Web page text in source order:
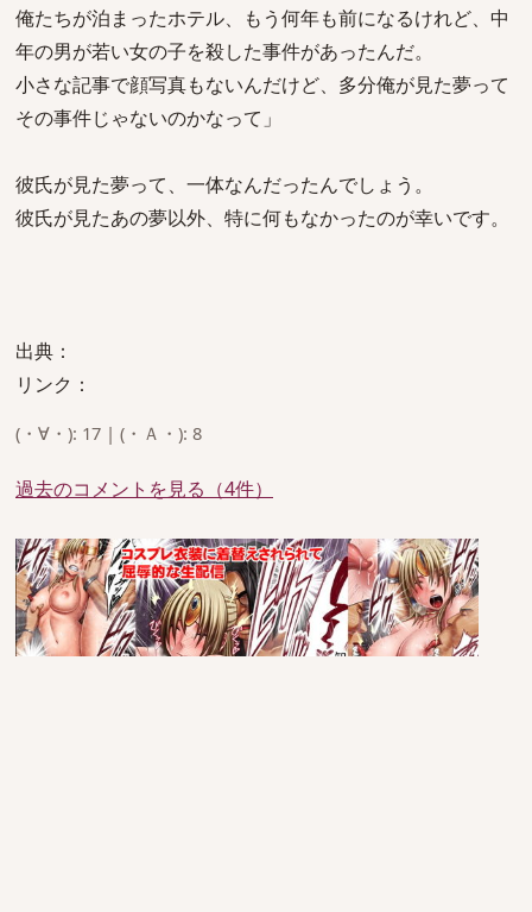
俺たちが泊まったホテル、もう何年も前になるけれど、中
年の男が若い女の子を殺した事件があったんだ。
小さな記事で顔写真もないんだけど、多分俺が見た夢って
その事件じゃないのかなって」
彼氏が見た夢って、一体なんだったんでしょう。
彼氏が見たあの夢以外、特に何もなかったのが幸いです。
出典：
リンク：
(・∀・): 17 | (・Ａ・): 8
過去のコメントを見る（4件）